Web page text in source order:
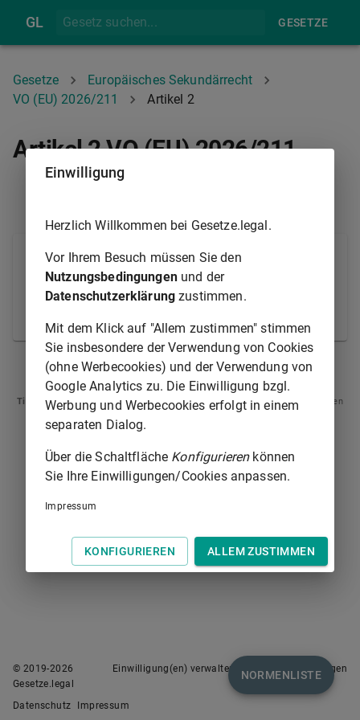
GL GESETZE
Gesetze
Europäisches Sekundärrecht
VO (EU) 2026/211
Artikel 2
Artikel 2 VO (EU) 2026/211
Diese Verordnung tritt am zwanzigsten Tag nach
ihrer Veröffentlichung imAmtsblatt der Europäischen
Unionin Kraft.
© Europäische Union 1998-2021
ARTIKEL 1 SCHLUSSFORMEL (NICHT AMTLICH)
Tipp
: Swipen Sie auf dem Bildschirm links oder rechts zur Navigation zwischen
Normen.
NORMENLISTE
© 2019-2026
Gesetze.legal
Einwilligung(en) verwalten Nutzungsbedingungen
Datenschutz Impressum
Einwilligung
Herzlich Willkommen bei Gesetze.legal.
Vor Ihrem Besuch müssen Sie den
Nutzungsbedingungenund der
Datenschutzerklärung zustimmen.
Mit dem Klick auf "Allem zustimmen" stimmen
Sie insbesondere der Verwendung von Cookies
(ohne Werbecookies) und der Verwendung von
Google Analytics zu. Die Einwilligung bzgl.
Werbung und Werbecookies erfolgt in einem
separaten Dialog.
Über die Schaltfläche Konfigurierenkönnen
Sie Ihre Einwilligungen/Cookies anpassen.
Impressum
KONFIGURIEREN ALLEM ZUSTIMMEN